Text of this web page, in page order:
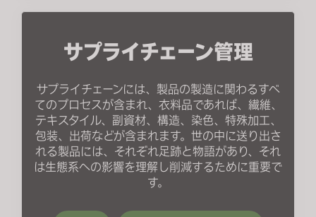
サプライチェーン管理
サプライチェーンには、製品の製造に関わるすべ
てのプロセスが含まれ、衣料品であれば、繊維、
テキスタイル、副資材、構造、染色、特殊加工、
包装、出荷などが含まれます。世の中に送り出さ
れる製品には、それぞれ足跡と物語があり、それ
は生態系への影響を理解し削減するために重要で
す。